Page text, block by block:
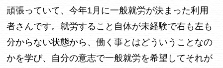
頑張っていて、今年1月に一般就労が決まった利用
者さんです。就労すること自体が未経験で右も左も
分からない状態から、働く事とはどういうことなの
かを学び、自分の意志で一般就労を希望してそれが